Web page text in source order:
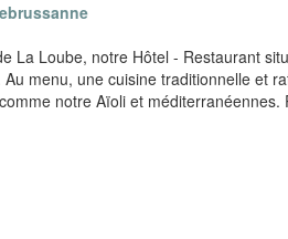
La Loube, notre Hôtel - Restaurant
menu, une cuisine traditionnelle et
notre Aïoli et méditerranéennes.